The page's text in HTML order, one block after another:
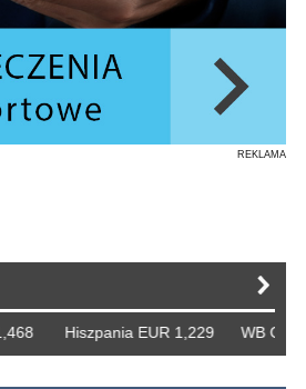
REKLAMA
Hiszpania EUR 1,229 WB GBP